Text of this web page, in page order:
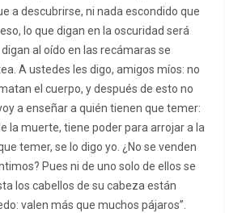
a descubrirse, ni nada escondido que
lo que digan en la oscuridad será
al oído en las recámaras se
A ustedes les digo, amigos míos: no
el cuerpo, y después de esto no
a enseñar a quién tienen que temer:
la muerte, tiene poder para arrojar a la
temer, se lo digo yo. ¿No se venden
Pues ni de uno solo de ellos se
los cabellos de su cabeza están
valen más que muchos pájaros”.